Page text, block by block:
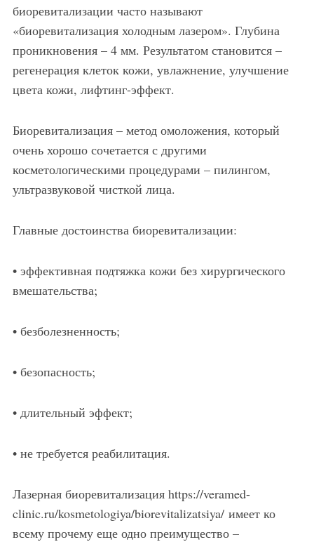
биоревитализации часто называют
«биоревитализация холодным лазером». Глубина
проникновения – 4 мм. Результатом становится –
регенерация клеток кожи, увлажнение, улучшение
цвета кожи, лифтинг-эффект.
Биоревитализация – метод омоложения, который
очень хорошо сочетается с другими
косметологическими процедурами – пилингом,
ультразвуковой чисткой лица.
Главные достоинства биоревитализации:
• эффективная подтяжка кожи без хирургического
вмешательства;
• безболезненность;
• безопасность;
• длительный эффект;
• не требуется реабилитация.
Лазерная биоревитализация https://veramed-
clinic.ru/kosmetologiya/biorevitalizatsiya/ имеет ко
всему прочему еще одно преимущество –